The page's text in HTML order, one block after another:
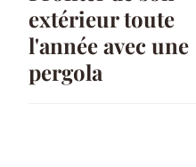
extérieur toute
l'année avec une
pergola